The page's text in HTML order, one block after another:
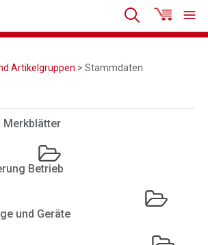
Artikelgruppen > Stammdaten
Merkblätter
Betrieb
und Geräte